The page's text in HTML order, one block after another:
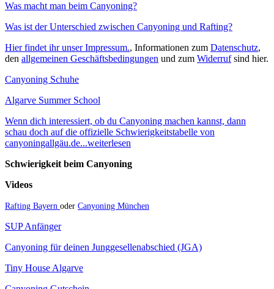
Was macht man beim Canyoning?
Was ist der Unterschied zwischen Canyoning und Rafting?
Hier findet ihr unser Impressum., Informationen zum Datenschutz,
den allgemeinen Geschäftsbedingungen und zum Widerrufsind hier.
Canyoning Schuhe
Algarve Summer School
Wenn dich interessiert, ob du Canyoning machen kannst, dann
schau doch auf die offizielle Schwierigkeitstabelle von
canyoningallgäu.de...weiterlesen
Schwierigkeit beim Canyoning
Videos
Rafting Bayern oder Canyoning München
SUP Anfänger
Canyoning für deinen Junggesellenabschied (JGA)
Tiny House Algarve